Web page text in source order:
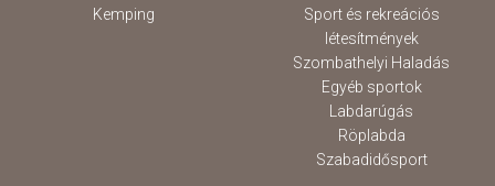
Kemping
Sport és rekreációs
létesítmények
Szombathelyi Haladás
Egyéb sportok
Labdarúgás
Röplabda
Szabadidősport